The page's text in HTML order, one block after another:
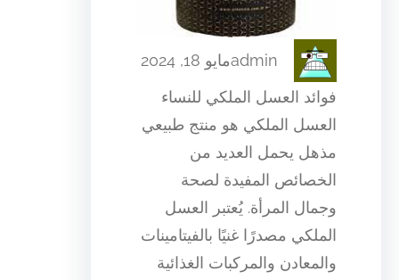
adminمايو 18, 2024
فوائد العسل الملكي للنساء
العسل الملكي هو منتج طبيعي
مذهل يحمل العديد من
الخصائص المفيدة لصحة
وجمال المرأة. يُعتبر العسل
الملكي مصدرًا غنيًا بالفيتامينات
والمعادن والمركبات الغذائية